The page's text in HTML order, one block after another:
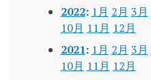
2022: 1月 2月 3月
10月 11月 12月
2021: 1月 2月 3月
10月 11月 12月